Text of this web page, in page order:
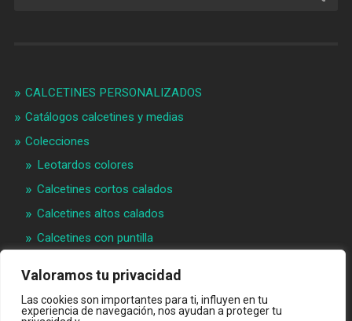
Valoramos tu privacidad
Las cookies son importantes para ti, influyen en tu
experiencia de navegación, nos ayudan a proteger tu
CALCETINES PERSONALIZADOS
Catálogos calcetines y medias
Colecciones
Leotardos colores
Calcetines cortos calados
Calcetines altos calados
Calcetines con puntilla
Materias primeras
Videos